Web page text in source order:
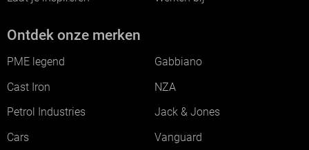
Ontdek onze merken
PME legend
Gabbiano
Cast Iron
NZA
Petrol Industries
Jack & Jones
Cars
Vanguard